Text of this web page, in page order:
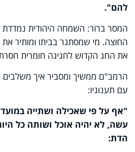
להם".
המסר ברור: השמחה היהודית נמדדת
החוצה. מי שמסתגר בביתו ומותיר
את החג הקדוש לחגיגה חומרית
הרמב"ם ממשיך ומסביר איך משלבים
עם תענוגיו:
"אף על פי שאכילה ושתייה
עשה, לא יהיה אוכל ושותה כל
הדת: